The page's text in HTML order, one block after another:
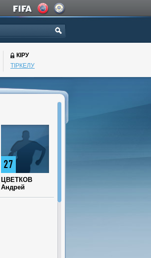
КІРУ
ТІРКЕЛУ
27
ЦВЕТКОВ
Андрей